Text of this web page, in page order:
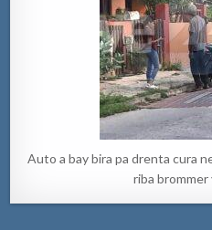
Auto a bay bira pa drenta cura
riba brommer